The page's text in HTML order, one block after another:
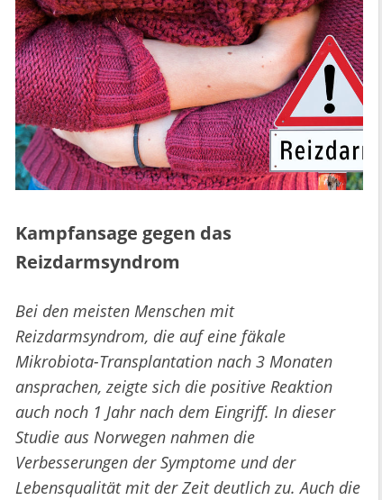
Kampfansage gegen das
Reizdarmsyndrom
Bei den meisten Menschen mit
Reizdarmsyndrom, die auf eine fäkale
Mikrobiota-Transplantation nach 3 Monaten
ansprachen, zeigte sich die positive Reaktion
auch noch 1 Jahr nach dem Eingriff. In dieser
Studie aus Norwegen nahmen die
Verbesserungen der Symptome und der
Lebensqualität mit der Zeit deutlich zu. Auch die